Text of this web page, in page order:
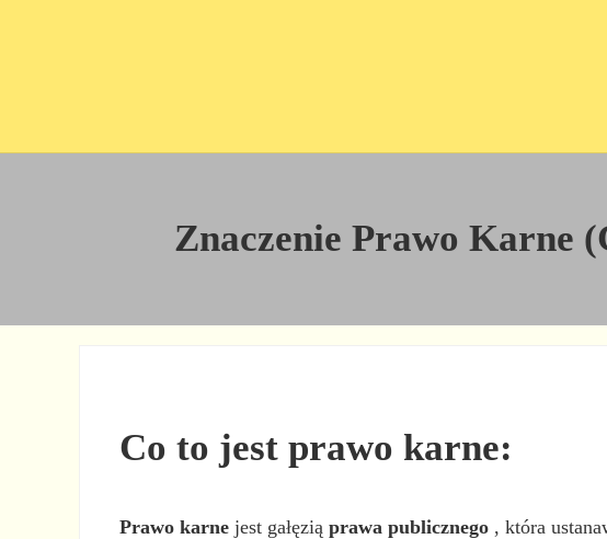
Znaczenie Prawo Karne
Co to jest prawo karne:
Prawo karne jest gałęziąprawa publicznego , która